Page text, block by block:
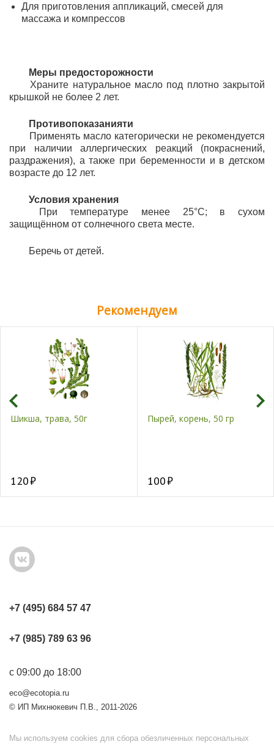
Для приготовления аппликаций, смесей для
массажа и компрессов
Меры предосторожности
Храните натуральное масло под плотно закрытой
крышкой не более 2 лет.
Противопоказанияти
Применять масло категорически не рекомендуется
при наличии аллергических реакций (покраснений,
раздражения), а также при беременности и в детском
возрасте до 12 лет.
Условия хранения
При температуре менее 25°C; в сухом
защищённом от солнечного света месте.
	Беречь от детей.
Рекомендуем
Шикша, трава, 50г
120
Пырей, корень, 50 гр
100
+7 (495) 684 57 47
+7 (985) 789 63 96
с 09:00 до 18:00
eco@ecotopia.ru
© ИП Михнюкевич П.В., 2011-2026
Мы используем cookies для сбора обезличенных персональных